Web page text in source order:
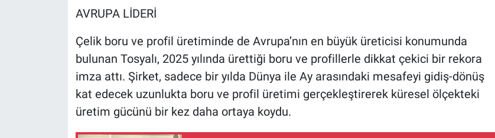
AVRUPA LİDERİ
Çelik boru ve profil üretiminde de Avrupa’nın en büyük üreticisi konumunda
bulunan Tosyalı, 2025 yılında ürettiği boru ve profillerle dikkat çekici bir rekora
imza attı. Şirket, sadece bir yılda Dünya ile Ay arasındaki mesafeyi gidiş-dönüş
kat edecek uzunlukta boru ve profil üretimi gerçekleştirerek küresel ölçekteki
üretim gücünü bir kez daha ortaya koydu.